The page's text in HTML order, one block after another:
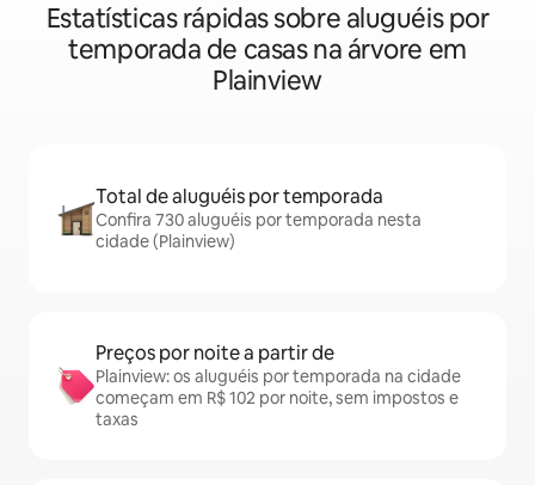
Estatísticas rápidas sobre aluguéis por
temporada de casas na árvore em
Plainview
Total de aluguéis por temporada
Confira 730 aluguéis por temporada nesta
cidade (Plainview)
Preços por noite a partir de
Plainview: os aluguéis por temporada na cidade
começam em R$ 102 por noite, sem impostos e
taxas